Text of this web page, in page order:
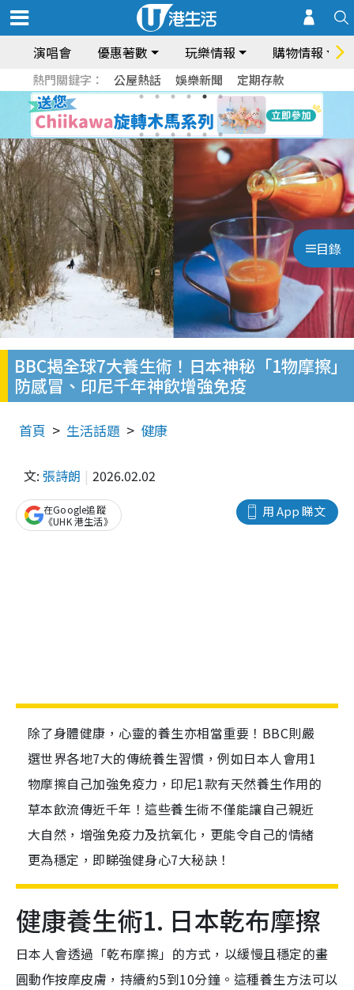
演唱會 優惠著數 玩樂情報 購物情報
熱門關鍵字： 公屋熱話 娛樂新聞 定期存款
目錄
BBC揭全球7大養生術！日本神秘「1物摩擦」
防感冒、印尼千年神飲增強免疫
首頁 生活話題 健康
文: 張詩朗 2026.02.02
用 App 睇文
在Google追蹤
《UHK 港生活》
除了身體健康，心靈的養生亦相當重要！BBC則嚴
選世界各地7大的傳統養生習慣，例如日本人會用1
物摩擦自己加強免疫力，印尼1款有天然養生作用的
草本飲流傳近千年！這些養生術不僅能讓自己親近
大自然，增強免疫力及抗氧化，更能令自己的情緒
更為穩定，即睇強健身心7大秘訣！
健康養生術1. 日本乾布摩擦
日本人會透過「乾布摩擦」的方式，以緩慢且穩定的畫
圓動作按摩皮膚，持續約5到10分鐘。這種養生方法可以